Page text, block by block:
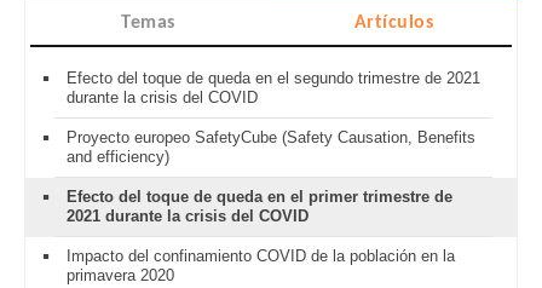
Temas Artículos
Efecto del toque de queda en el segundo trimestre de 2021
durante la crisis del COVID
Proyecto europeo SafetyCube (Safety Causation, Benefits
and efficiency)
Efecto del toque de queda en el primer trimestre de
2021 durante la crisis del COVID
Impacto del confinamiento COVID de la población en la
primavera 2020